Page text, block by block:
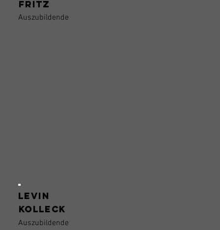
Fritz
Auszubildende
Levin
Kolleck
Auszubildende